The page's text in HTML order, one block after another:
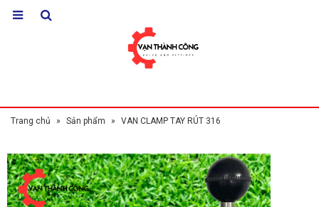
Trang chủ » Sản phẩm » VAN CLAMP TAY RÚT 316